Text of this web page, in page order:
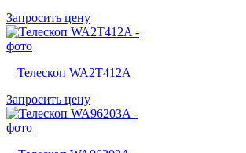
Запросить цену
Телескоп WA2T412A
Запросить цену